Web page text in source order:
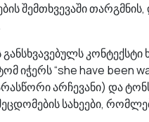
შემთხვევაში
იჭერს “she have been
არჩევანი) და
სახეები,